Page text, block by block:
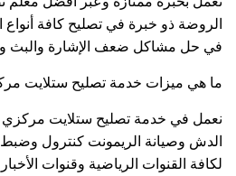
الروضة ذو خبرة في تصليح كافة
في حل مشاكل ضعف الإشارة والبث
ما هي ميزات خدمة تصليح ستلايت
نعمل في خدمة تصليح ستلايت مركزي
الدش وصيانة الريمونت كنترول وضبط
لكافة القنوات الرياضية وقنوات